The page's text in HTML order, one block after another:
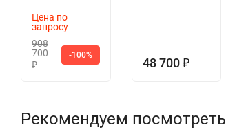
Цена по
запросу
908
700
₽
-100%
48 700 ₽
Рекомендуем посмотреть